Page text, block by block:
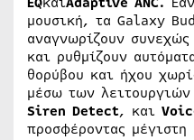
μουσική, τα Galaxy
αναγνωρίζουν
και ρυθμίζουν
θορύβου και ήχου
μέσω των λειτουργιών
Siren Detect, και
προσφέροντας μέγιστη